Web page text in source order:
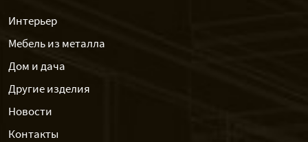
Интерьер
Мебель из металла
Дом и дача
Другие изделия
Новости
Контакты